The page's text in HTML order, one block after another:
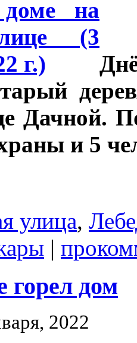
Дачной.
и 5
улица,
|
горел дом
2022